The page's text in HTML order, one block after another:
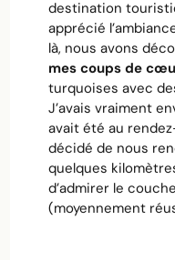
destination
apprécié
là, nous avons
mes coups de
turquoises avec
J’avais vraiment
avait été au
décidé de nous
quelques
d’admirer le
(moyennement